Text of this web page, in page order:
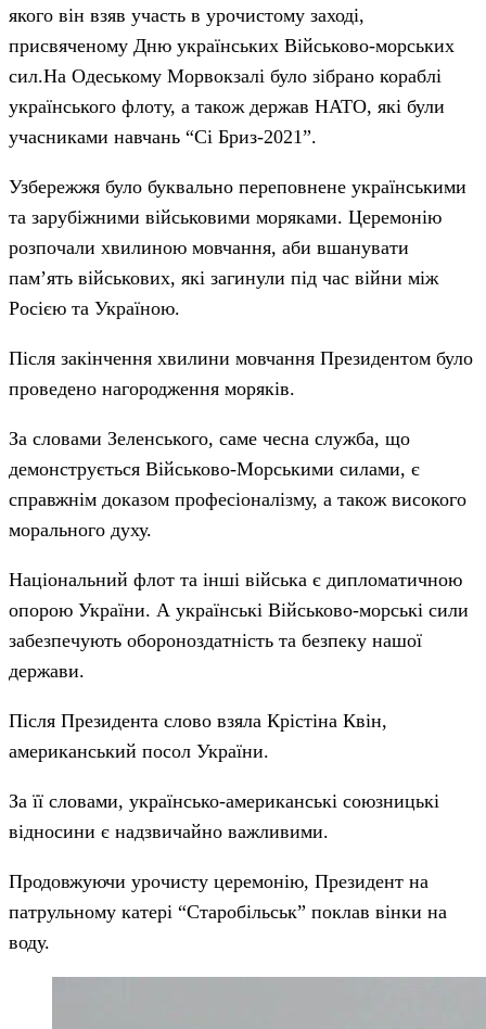
якого він взяв участь в урочистому заході,
присвяченому Дню українських Військово-морських
сил.На Одеському Морвокзалі було зібрано кораблі
українського флоту, а також держав НАТО, які були
учасниками навчань “Сі Бриз-2021”.
Узбережжя було буквально переповнене українськими
та зарубіжними військовими моряками. Церемонію
розпочали хвилиною мовчання, аби вшанувати
пам’ять військових, які загинули під час війни між
Росією та Україною.
Після закінчення хвилини мовчання Президентом було
проведено нагородження моряків.
За словами Зеленського, саме чесна служба, що
демонструється Військово-Морськими силами, є
справжнім доказом професіоналізму, а також високого
морального духу.
Національний флот та інші війська є дипломатичною
опорою України. А українські Військово-морські сили
забезпечують обороноздатність та безпеку нашої
держави.
Після Президента слово взяла Крістіна Квін,
американський посол України.
За її словами, українсько-американські союзницькі
відносини є надзвичайно важливими.
Продовжуючи урочисту церемонію, Президент на
патрульному катері “Старобільськ” поклав вінки на
воду.